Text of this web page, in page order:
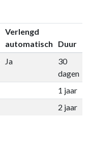
Verlengd
automatisch
Duur
Ja
30
dagen
1 jaar
2 jaar